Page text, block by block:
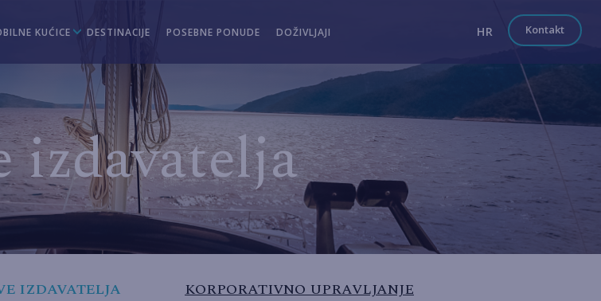
KUĆICE DESTINACIJE POSEBNE PONUDE DOŽIVLJAJI HR Kontakt
izdavatelja
IZDAVATELJA KORPORATIVNO UPRAVLJANJE